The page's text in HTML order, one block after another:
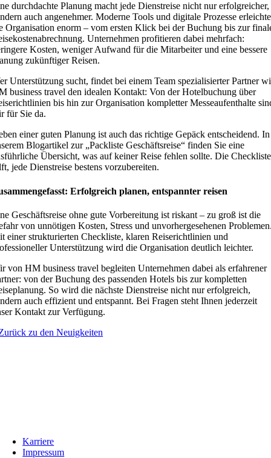
durchdachte Planung macht jede Dienstreise nicht nur erfolgreicher,
auch angenehmer. Moderne Tools und digitale Prozesse
Organisation enorm – vom ersten Klick bei der Buchung bis zur
Unternehmen profitieren dabei mehrfach:
Kosten, weniger Aufwand für die Mitarbeiter und eine bessere
zukünftiger Reisen.
Unterstützung sucht, findet bei einem Team spezialisierter Partner
business travel den idealen Kontakt: Von der Hotelbuchung über
bis hin zur Organisation kompletter Messeaufenthalte
für Sie da.
einer guten Planung ist auch das richtige Gepäck entscheidend. In
Blogartikel zur „Packliste Geschäftsreise“ finden Sie eine
Übersicht, was auf keiner Reise fehlen sollte. Die Checkliste
jede Dienstreise bestens vorzubereiten.
Erfolgreich planen, entspannter reisen
Geschäftsreise ohne gute Vorbereitung ist riskant – zu groß ist die
von unnötigen Kosten, Stress und unvorhergesehenen
einer strukturierten Checkliste, klaren Reiserichtlinien und
Unterstützung wird die Organisation deutlich leichter.
von HM business travel begleiten Unternehmen dabei als erfahrener
von der Buchung des passenden Hotels bis zur kompletten
So wird die nächste Dienstreise nicht nur erfolgreich,
auch effizient und entspannt. Bei Fragen steht Ihnen jederzeit
Kontakt zur Verfügung.
zu den Neuigkeiten
Karriere
Impressum